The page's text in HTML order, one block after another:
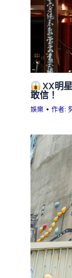
XX明
敢信！
娛樂 • 作者: